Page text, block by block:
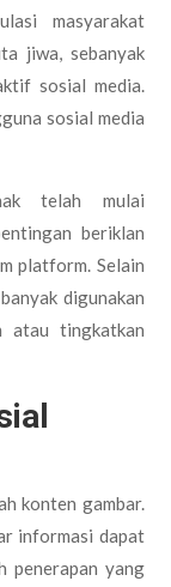
masyarakat
jiwa, sebanyak
sosial media.
sosial media
telah mulai
beriklan
platform. Selain
digunakan
atau tingkatkan
konten gambar.
informasi dapat
penerapan yang